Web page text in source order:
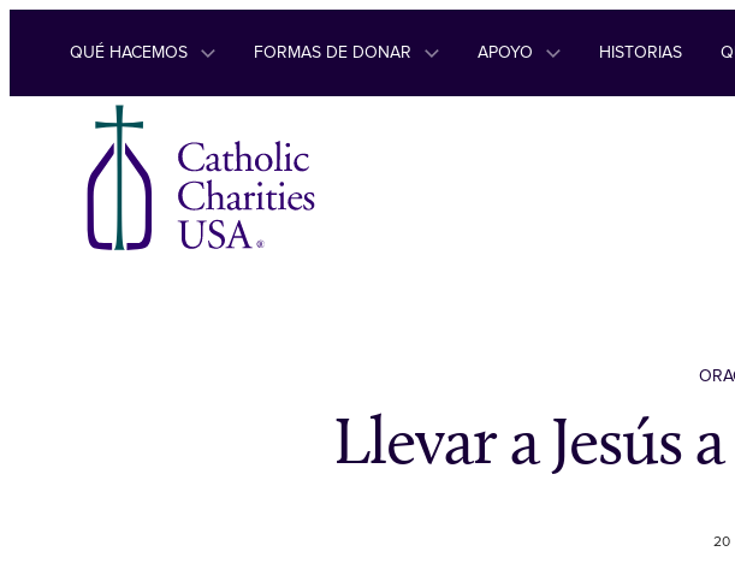
Ir al contenido
QUÉ HACEMOS FORMAS DE DONAR APOYO HISTORIAS
Llevar a Jesús
20